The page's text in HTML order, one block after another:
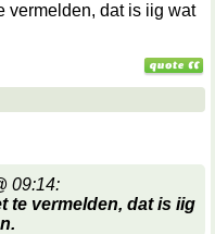
vermelden, dat is iig wat
09:14:
te vermelden, dat is iig